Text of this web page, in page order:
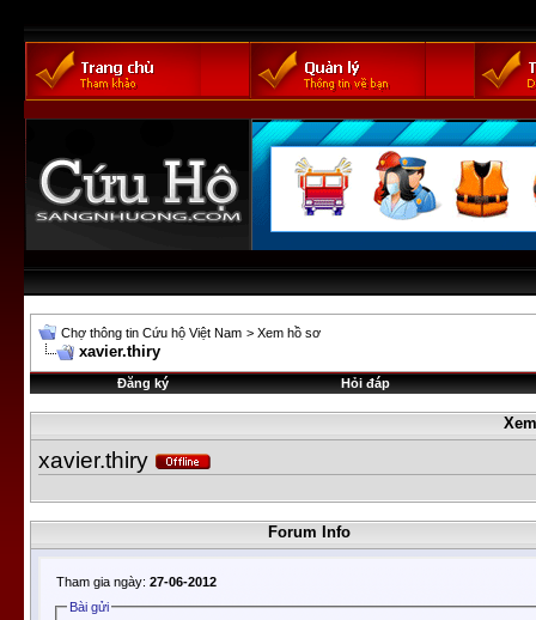
Chợ thông tin Cứu hộ Việt Nam > Xem hồ sơ
xavier.thiry
Đăng ký Hỏi đáp
xavier.thiry
Forum Info
Tham gia ngày: 27-06-2012
Bài gửi